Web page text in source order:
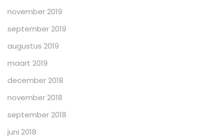
november 2019
september 2019
augustus 2019
maart 2019
december 2018
november 2018
september 2018
juni 2018